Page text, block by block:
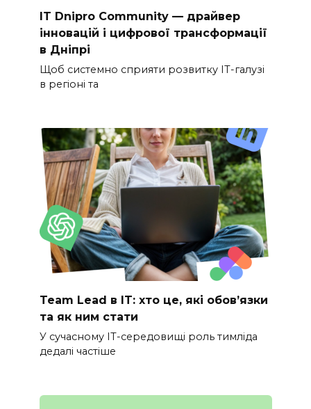
IT Dnipro Community — драйвер
інновацій і цифрової трансформації
в Дніпрі
Щоб системно сприяти розвитку ІТ-галузі
в регіоні та
Team Lead в IT: хто це, які обов’язки
та як ним стати
У сучасному IT-середовищі роль тимліда
дедалі частіше